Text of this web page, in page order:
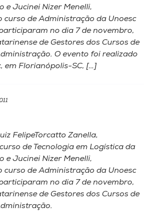
e Jucinei Nizer Menelli,
curso de Administração da Unoesc
no dia 7 de novembro,
de Gestores dos Cursos de
O evento foi realizado
em Florianópolis-SC, […]
FelipeTorcatto Zanella,
de Tecnologia em Logística da
e Jucinei Nizer Menelli,
curso de Administração da Unoesc
no dia 7 de novembro,
de Gestores dos Cursos de